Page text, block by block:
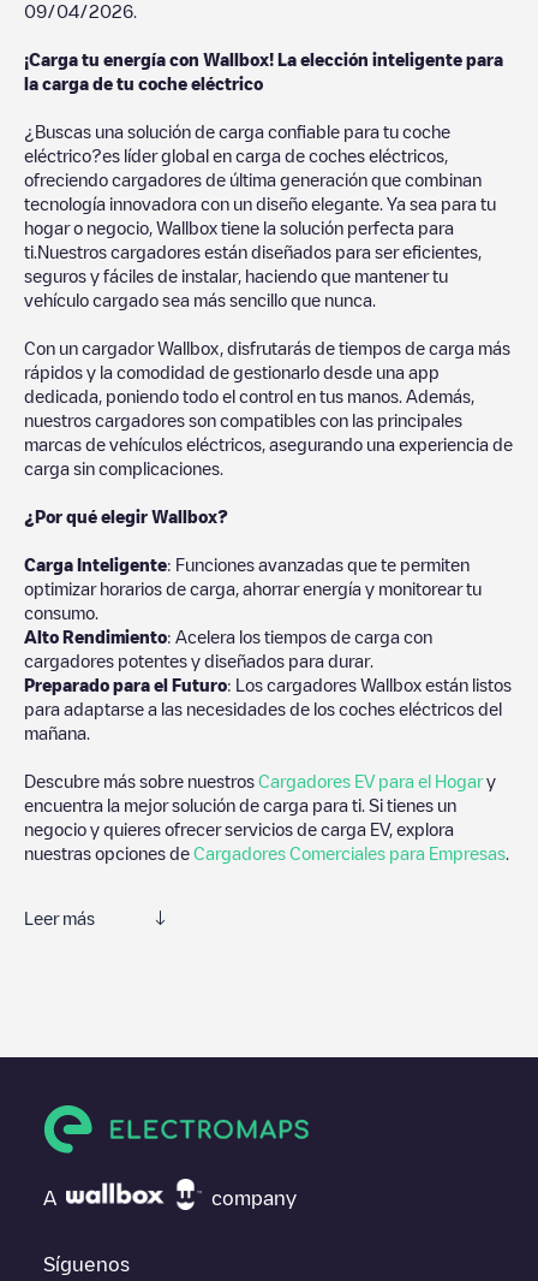
09/04/2026
¡Carga tu energía con Wallbox! La elección inteligente para
la carga de tu coche eléctrico
¿Buscas una solución de carga confiable para tu coche
eléctrico?es líder global en carga de coches eléctricos,
ofreciendo cargadores de última generación que combinan
tecnología innovadora con un diseño elegante. Ya sea para tu
hogar o negocio, Wallbox tiene la solución perfecta para
ti.Nuestros cargadores están diseñados para ser eficientes,
seguros y fáciles de instalar, haciendo que mantener tu
vehículo cargado sea más sencillo que nunca.
Con un cargador Wallbox, disfrutarás de tiempos de carga más
rápidos y la comodidad de gestionarlo desde una app
dedicada, poniendo todo el control en tus manos. Además,
nuestros cargadores son compatibles con las principales
marcas de vehículos eléctricos, asegurando una experiencia de
carga sin complicaciones.
¿Por qué elegir Wallbox?
Carga Inteligente: Funciones avanzadas que te permiten
optimizar horarios de carga, ahorrar energía y monitorear tu
consumo.
Alto Rendimiento: Acelera los tiempos de carga con
cargadores potentes y diseñados para durar.
Preparado para el Futuro: Los cargadores Wallbox están listos
para adaptarse a las necesidades de los coches eléctricos del
mañana.
Descubre más sobre nuestros Cargadores EV para el Hogary
encuentra la mejor solución de carga para ti. Si tienes un
negocio y quieres ofrecer servicios de carga EV, explora
nuestras opciones de Cargadores Comerciales para Empresas
Leer más
su vehículo eléctrico.
necesitas, comprueba en la parte inferior cuál es el punto de
carga que está más cerca de tí en “puntos de carga más
para vehículos eléctricos cercanas, así como si están en un
A company
Síguenos